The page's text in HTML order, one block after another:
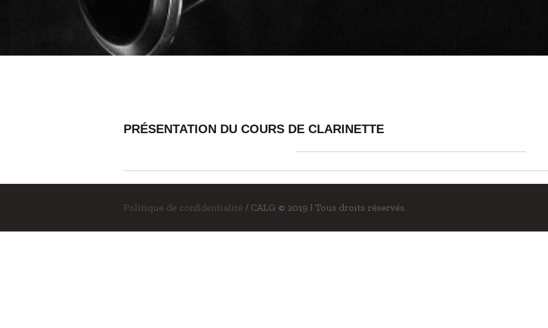
PRÉSENTATION DU COURS DE CLARINETTE
Politique de confidentialité / CALG © 2019 | Tous droits réservés.